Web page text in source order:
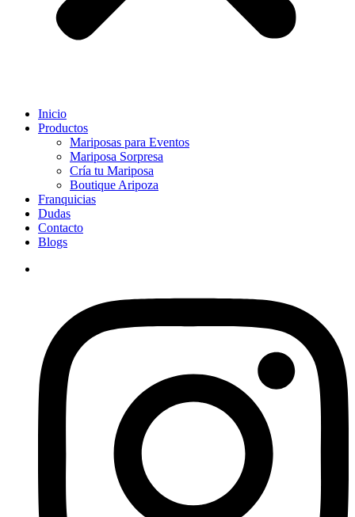
Inicio
Productos
Mariposas para Eventos
Mariposa Sorpresa
Cría tu Mariposa
Boutique Aripoza
Franquicias
Dudas
Contacto
Blogs